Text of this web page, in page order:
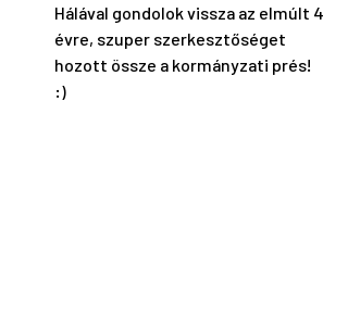
Hálával gondolok vissza az elmúlt 4
évre, szuper szerkesztőséget
hozott össze a kormányzati prés!
:)